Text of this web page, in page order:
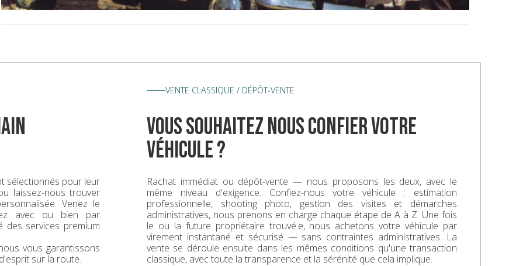
sélectionnés pour leur
laissez-nous trouver
Venez le
avec ou bien par
des services premium
vous garantissons
sur la route.
VENTE CLASSIQUE / DÉPÔT-VENTE
vous souhaitez nous confier votre
véhicule ?
Rachat immédiat ou dépôt-vente — nous proposons les deux, avec le
même niveau d'exigence. Confiez-nous votre véhicule : estimation
professionnelle, shooting photo, gestion des visites et démarches
administratives, nous prenons en charge chaque étape de A à Z. Une fois
le ou la future propriétaire trouvé.e, nous achetons votre véhicule par
virement instantané et sécurisé — sans contraintes administratives. La
vente se déroule ensuite dans les mêmes conditions qu'une transaction
classique, avec toute la transparence et la sérénité que cela implique.